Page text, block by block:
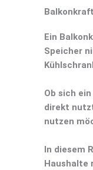
Ein
Speicher
Ob sich ein
direkt
nutzen
In diesem
Haushalte